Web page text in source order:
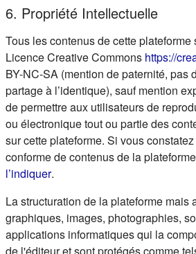
6. Propriété Intellectuelle
Tous les contenus de cette plateforme
Licence Creative Commons https://
BY-NC-SA (mention de paternité, pas
partage à l’identique), sauf mention
de permettre aux utilisateurs de
ou électronique tout ou partie des
sur cette plateforme. Si vous
conforme de contenus de la
l’indiquer(s'ouvre dans un nouvel onglet)
.
La structuration de la plateforme mais
graphiques, images, photographies,
applications informatiques qui la